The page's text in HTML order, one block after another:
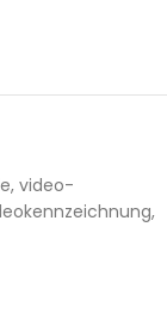
, video-
,